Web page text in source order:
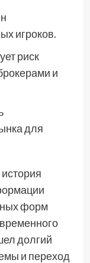
игроков.
риск
и
для
форм
долгий
и переход